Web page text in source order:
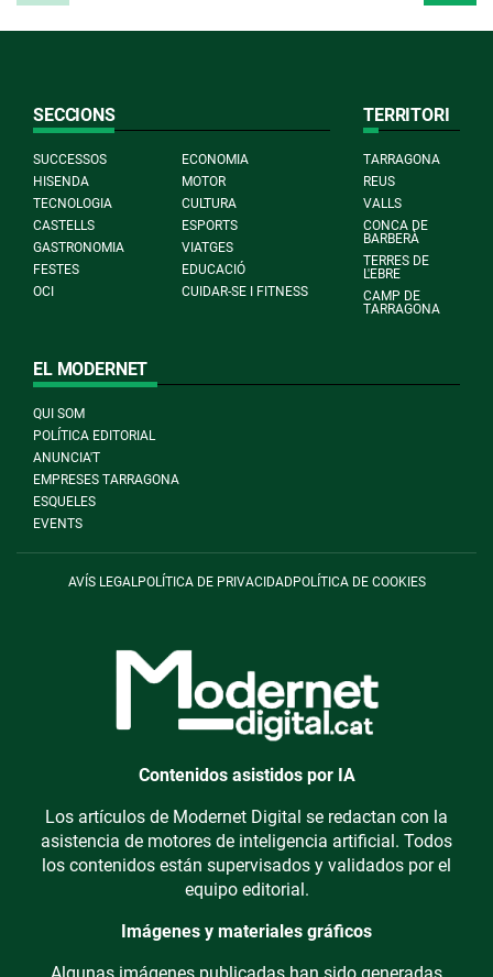
SECCIONS
SUCCESSOS
ECONOMIA
HISENDA
MOTOR
TECNOLOGIA
CULTURA
CASTELLS
ESPORTS
GASTRONOMIA
VIATGES
FESTES
EDUCACIÓ
OCI
CUIDAR-SE I FITNESS
TERRITORI
TARRAGONA
REUS
VALLS
CONCA DE
BARBERÀ
TERRES DE
L'EBRE
CAMP DE
TARRAGONA
EL MODERNET
QUI SOM
POLÍTICA EDITORIAL
ANUNCIA'T
EMPRESES TARRAGONA
ESQUELES
EVENTS
AVÍS LEGALPOLÍTICA DE PRIVACIDADPOLÍTICA DE COOKIES
Contenidos asistidos por IA
Los artículos de Modernet Digital se redactan con la
asistencia de motores de inteligencia artificial. Todos
los contenidos están supervisados y validados por el
equipo editorial.
Imágenes y materiales gráficos